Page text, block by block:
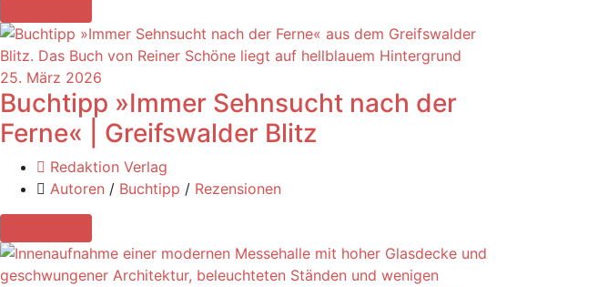
25. März 2026
Buchtipp »Immer Sehnsucht nach der
Ferne« | Greifswalder Blitz
Redaktion Verlag
Autoren / Buchtipp / Rezensionen